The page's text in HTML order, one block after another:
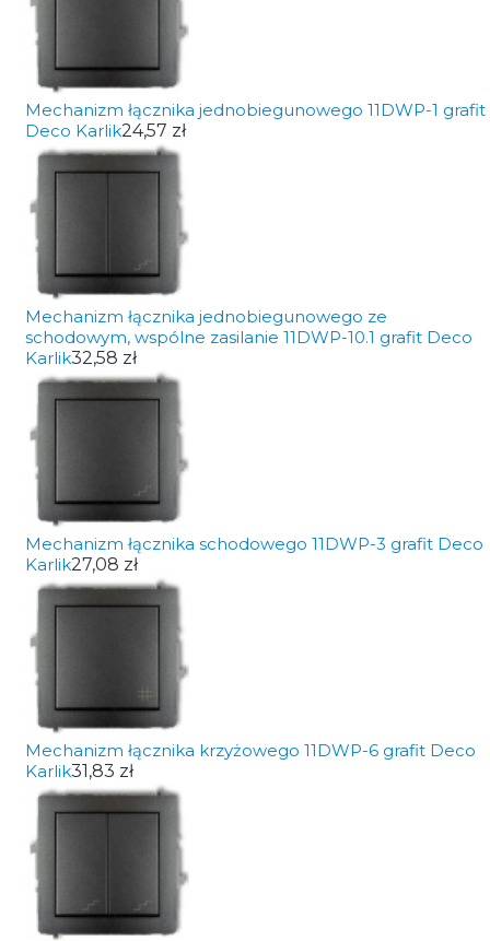
Mechanizm łącznika jednobiegunowego 11DWP-1 grafit
Deco Karlik24,57 zł
Mechanizm łącznika jednobiegunowego ze
schodowym, wspólne zasilanie 11DWP-10.1 grafit Deco
Karlik32,58 zł
Mechanizm łącznika schodowego 11DWP-3 grafit Deco
Karlik27,08 zł
Mechanizm łącznika krzyżowego 11DWP-6 grafit Deco
Karlik31,83 zł